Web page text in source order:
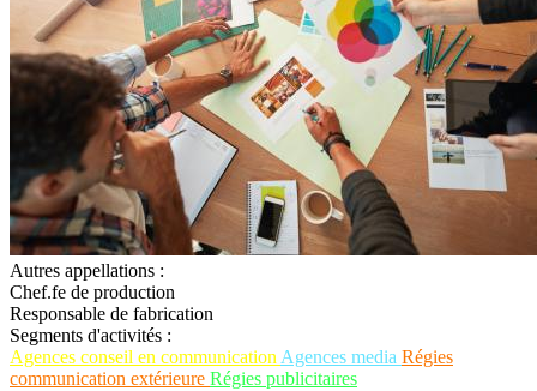
Autres appellations :
Chef.fe de production
Responsable de fabrication
Segments d'activités :
Agences conseil en communication Agences media Régies
communication extérieure Régies publicitaires